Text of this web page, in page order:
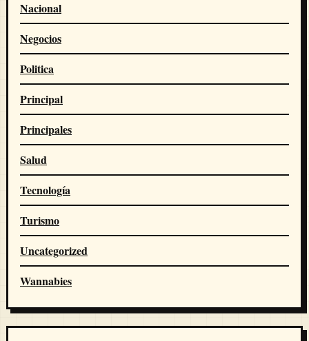
Nacional
Negocios
Politica
Principal
Principales
Salud
Tecnología
Turismo
Uncategorized
Wannabies